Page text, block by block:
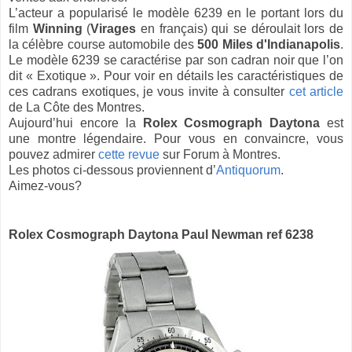
L’acteur a popularisé le modèle 6239 en le portant lors du
film Winning (Virages en français) qui se déroulait lors de
la célèbre course automobile des500 Miles d'Indianapolis.
Le modèle 6239 se caractérise par son cadran noir que l’on
dit « Exotique ». Pour voir en détails les caractéristiques de
ces cadrans exotiques, je vous invite à consulter cet article
de La Côte des Montres.
Aujourd’hui encore la
Rolex Cosmograph Daytona est
une montre légendaire. Pour vous en convaincre, vous
pouvez admirer cette revue sur Forum à Montres.
Les photos ci-dessous proviennent d’Antiquorum.
Aimez-vous?
Rolex Cosmograph Daytona Paul Newman ref 6238